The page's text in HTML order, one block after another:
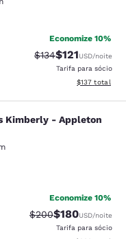
Excelente. 17 avaliações
Economize 10%
Tarifa anterior
$134Tarifa com
$121USD/noite
Tarifa para sócio
Exibir
$137 total
-
Kimberly - Appleton
Bom. 922 avaliações
Economize 10%
Tarifa anterior
$200Tarifa com
$180USD/noite
Tarifa para sócio